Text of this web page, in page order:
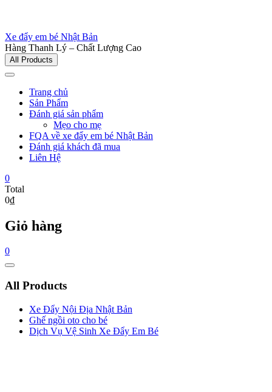
Xe đẩy em bé Nhật Bản
Hàng Thanh Lý – Chất Lượng Cao
All Products
Trang chủ
Sản Phẩm
Đánh giá sản phẩm
Mẹo cho mẹ
FQA về xe đẩy em bé Nhật Bản
Đánh giá khách đã mua
Liên Hệ
0
Total
0₫
Giỏ hàng
0
Catalog
All Products
Xe Đẩy Nội Địa Nhật Bản
Ghế ngồi oto cho bé
Dịch Vụ Vệ Sinh Xe Đẩy Em Bé